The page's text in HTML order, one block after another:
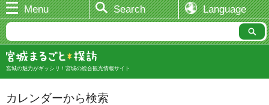
Menu Search Language
宮城の魅力がギッシリ！宮城の総合観光情報サイト
カレンダーから検索